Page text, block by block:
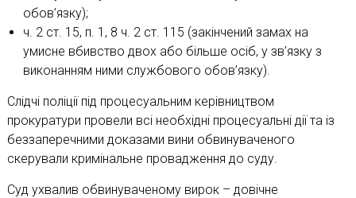
обов’язку);
ч. 2 ст. 15, п. 1, 8 ч. 2 ст. 115 (закінчений замах на
умисне вбивство двох або більше осіб, у зв’язку з
виконанням ними службового обов’язку).
Слідчі поліції під процесуальним керівництвом
прокуратури провели всі необхідні процесуальні дії та із
беззаперечними доказами вини обвинуваченого
скерували кримінальне провадження до суду.
Суд ухвалив обвинуваченому вирок – довічне